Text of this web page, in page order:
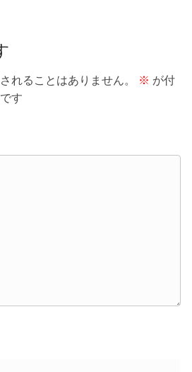
れることはありません。 ※ が付
す